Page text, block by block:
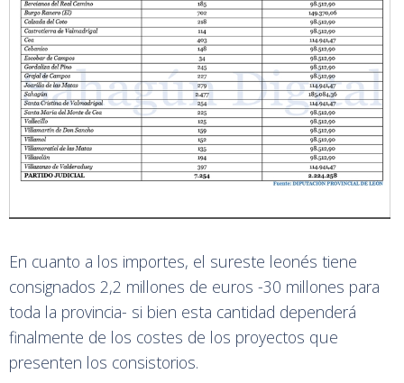
En cuanto a los importes, el sureste leonés tiene
consignados 2,2 millones de euros -30 millones para
toda la provincia- si bien esta cantidad dependerá
finalmente de los costes de los proyectos que
presenten los consistorios.